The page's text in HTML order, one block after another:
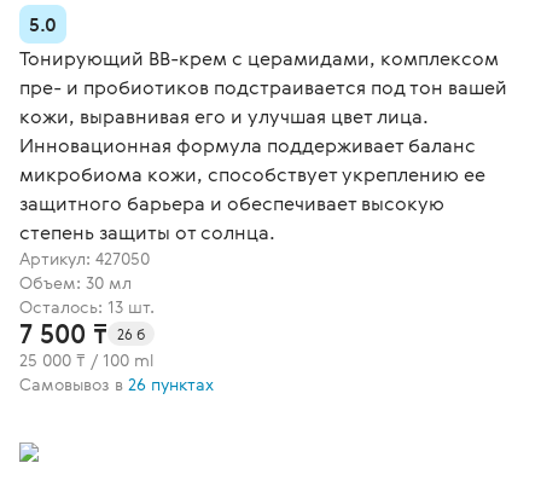
5.0
Тонирующий BB-крем с церамидами, комплексом
пре- и пробиотиков подстраивается под тон вашей
кожи, выравнивая его и улучшая цвет лица.
Инновационная формула поддерживает баланс
микробиома кожи, способствует укреплению ее
защитного барьера и обеспечивает высокую
степень защиты от солнца.
Артикул: 427050
Объем: 30 мл
Осталось: 13 шт.
7 500 ₸ 26 б
25 000 ₸ / 100 ml
Самовывоз в 26 пунктах